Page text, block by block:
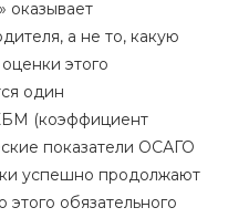
оказывает
а не то, какую
этого
один
(коэффициент
показатели ОСАГО
успешно продолжают
обязательного